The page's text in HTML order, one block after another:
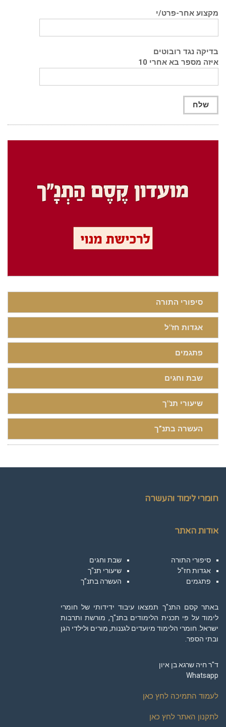
מקצוע אחר-פרט/י
בדיקה נגד רובוטים
איזה מספר בא אחרי 10
סיפורי התורה
אגדות חז"ל
פתגמים
שבת וחגים
שיעורי תנ"ך
העשרה בתנ”ך
חומרי לימוד והעשרה
אודות האתר
סיפורי התורה
אגדות חז"ל
פתגמים
שבת וחגים
שיעורי תנ"ך
העשרה בתנ”ך
באתר קסם התנ"ך תמצאו עיבוד ידידותי של חומרי
לימוד על פי תכנית הלימודים בתנ"ך, מורשת ותרבות
ישראל. חומרי הלימוד מיועדים לגננות, מורים ולילדי הגן
ובתי הספר.
ד"ר חיה שרגא בן איון
Whatsapp
לעמוד התמיכה לחץ כאן
לתקנון האתר לחץ כאן